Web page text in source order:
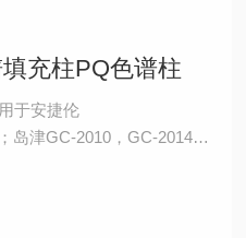
充柱PQ色谱柱
于安捷伦
岛津GC-2010，GC-2014，
，pe，室内空气，焦炉煤
，苯系物，消毒剂，氨，